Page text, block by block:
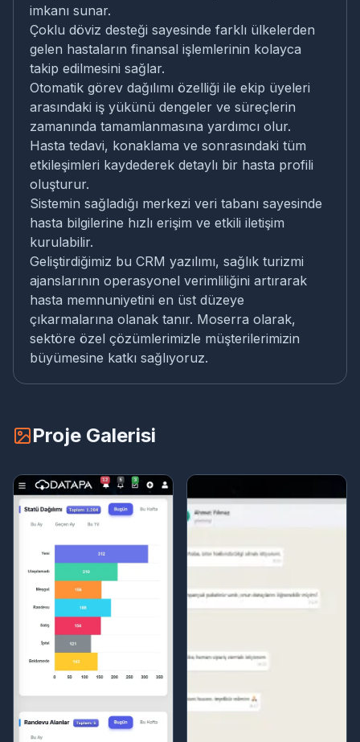
imkanı sunar.
Çoklu döviz desteği sayesinde farklı ülkelerden
gelen hastaların finansal işlemlerinin kolayca
takip edilmesini sağlar.
Otomatik görev dağılımı özelliği ile ekip üyeleri
arasındaki iş yükünü dengeler ve süreçlerin
zamanında tamamlanmasına yardımcı olur.
Hasta tedavi, konaklama ve sonrasındaki tüm
etkileşimleri kaydederek detaylı bir hasta profili
oluşturur.
Sistemin sağladığı merkezi veri tabanı sayesinde
hasta bilgilerine hızlı erişim ve etkili iletişim
kurulabilir.
Geliştirdiğimiz bu CRM yazılımı, sağlık turizmi
ajanslarının operasyonel verimliliğini artırarak
hasta memnuniyetini en üst düzeye
çıkarmalarına olanak tanır. Moserra olarak,
sektöre özel çözümlerimizle müşterilerimizin
büyümesine katkı sağlıyoruz.
Proje Galerisi